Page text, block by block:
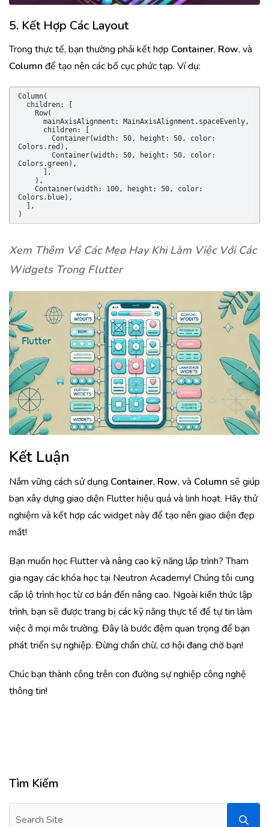
5. Kết Hợp Các Layout
Trong thực tế, bạn thường phải kết hợp Container, Row, và
Column để tạo nên các bố cục phức tạp. Ví dụ:
Column(
Colors.red),
Colors.green),
Colors.blue),
)
Xem Thêm Về Các Mẹo Hay Khi Làm Việc Với Các
Widgets Trong Flutter
Kết Luận
Nắm vững cách sử dụng Container, Row, và Column sẽ giúp
bạn xây dựng giao diện Flutter hiệu quả và linh hoạt. Hãy thử
nghiệm và kết hợp các widget này để tạo nên giao diện đẹp
mắt!
Bạn muốn học Flutter và nâng cao kỹ năng lập trình? Tham
gia ngay các khóa học tại Neutron Academy! Chúng tôi cung
cấp lộ trình học từ cơ bản đến nâng cao. Ngoài kiến thức lập
trình, bạn sẽ được trang bị các kỹ năng thực tế để tự tin làm
việc ở mọi môi trường. Đây là bước đệm quan trọng để bạn
phát triển sự nghiệp. Đừng chần chừ, cơ hội đang chờ bạn!
Chúc bạn thành công trên con đường sự nghiệp công nghệ
thông tin!
Tìm Kiếm